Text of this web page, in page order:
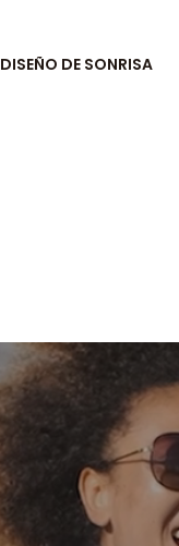
DISEÑO DE SONRISA